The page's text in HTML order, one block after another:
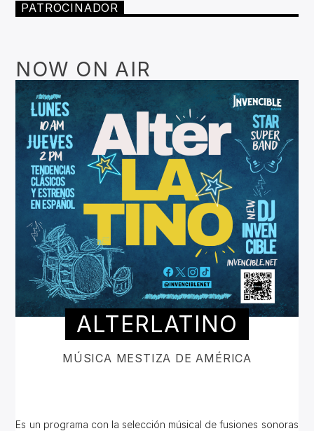
PATROCINADOR
NOW ON AIR
ALTERLATINO
MÚSICA MESTIZA DE AMÉRICA
Es un programa con la selección músical de fusiones sonoras